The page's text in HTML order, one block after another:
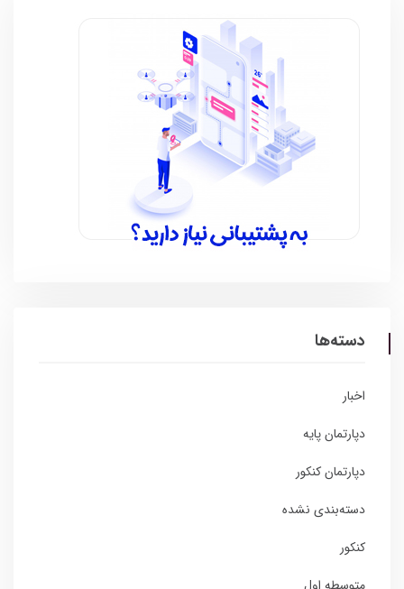
دسته‌ها
اخبار
دپارتمان پایه
دپارتمان کنکور
دسته‌بندی نشده
کنکور
متوسطه اول